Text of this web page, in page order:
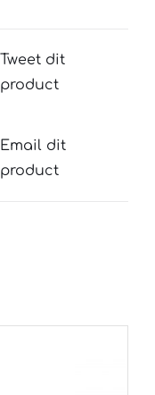
Tweet dit
product
Email dit
product